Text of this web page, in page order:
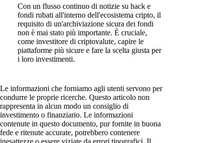
Con un flusso continuo di notizie su hack e
fondi rubati all'interno dell'ecosistema cripto, il
requisito di un'archiviazione sicura dei fondi
non è mai stato più importante. È cruciale,
come investitore di criptovalute, capire le
piattaforme più sicure e fare la scelta giusta per
i loro investimenti.
Le informazioni che forniamo agli utenti servono per
condurre le proprie ricerche. Questo articolo non
rappresenta in alcun modo un consiglio di
investimento o finanziario. Le informazioni
contenute in questo documento, pur fornite in buona
fede e ritenute accurate, potrebbero contenere